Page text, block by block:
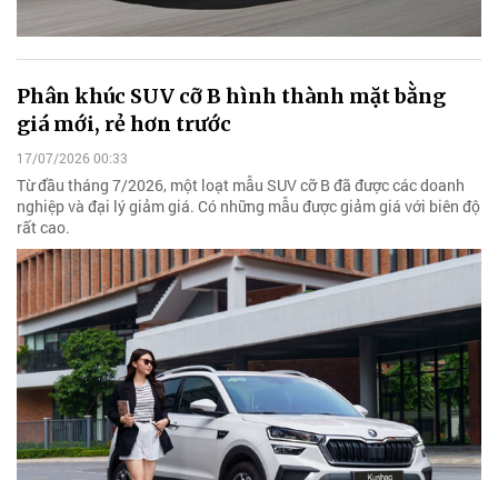
Phân khúc SUV cỡ B hình thành mặt bằng
giá mới, rẻ hơn trước
17/07/2026 00:33
Từ đầu tháng 7/2026, một loạt mẫu SUV cỡ B đã được các doanh
nghiệp và đại lý giảm giá. Có những mẫu được giảm giá với biên độ
rất cao.